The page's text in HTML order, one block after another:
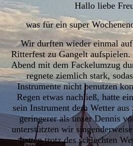
Hallo liebe
was für ein super
Wir durften wieder einmal auf
Ritterfest zu Gangelt
Abend mit dem Fackelumzug
regnete ziemlich stark,
Instrumente nicht benutzen
Regen etwas nachließ, hatte
sein Instrument dem Wetter
geringerer als unser Dennis
unterstützten wir
hatten trotz des schlechten